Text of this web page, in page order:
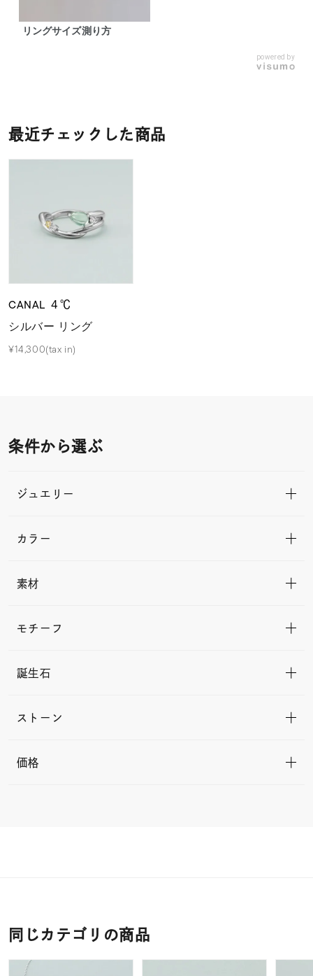
リングサイズ測り方
powered by
最近チェックした商品
CANAL ４℃
シルバー リング
¥14,300(tax in)
条件から選ぶ
ジュエリー
カラー
素材
モチーフ
誕生石
ストーン
価格
同じカテゴリの商品